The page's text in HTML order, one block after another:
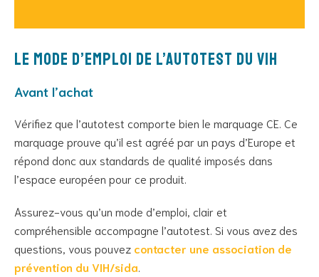
Le mode d’emploi de l’autotest du VIH
Avant l’achat
Vérifiez que l’autotest comporte bien le marquage CE. Ce
marquage prouve qu’il est agréé par un pays d’Europe et
répond donc aux standards de qualité imposés dans
l’espace européen pour ce produit.
Assurez-vous qu’un mode d’emploi, clair et
compréhensible accompagne l’autotest. Si vous avez des
questions, vous pouvez contacter une association de
prévention du VIH/sida